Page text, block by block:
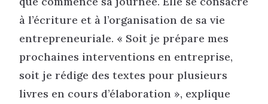
à l’écriture et à l’organisation de sa vie
entrepreneuriale. « Soit je prépare mes
prochaines interventions en entreprise,
soit je rédige des textes pour plusieurs
livres en cours d’élaboration », explique